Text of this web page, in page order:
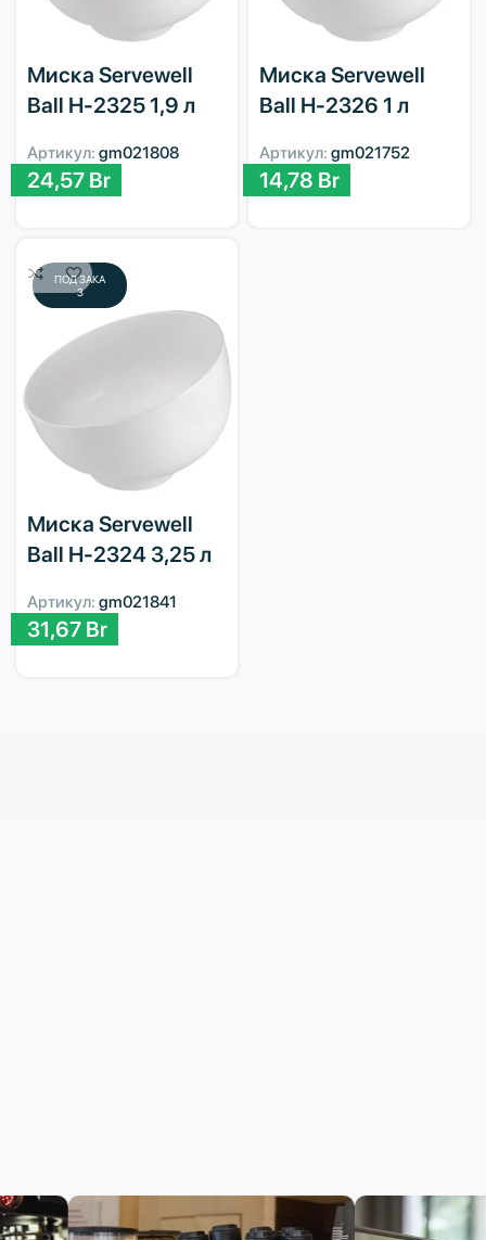
Миска Servewell
Ball H-2325 1,9 л
Артикул: gm021808
24,57 Br
Миска Servewell
Ball H-2326 1 л
Артикул: gm021752
14,78 Br
ПОД ЗАКА
З
Миска Servewell
Ball H-2324 3,25 л
Артикул: gm021841
31,67 Br